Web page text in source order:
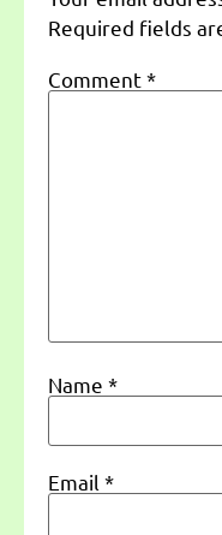
Required fields
Comment*
Name *
Email *